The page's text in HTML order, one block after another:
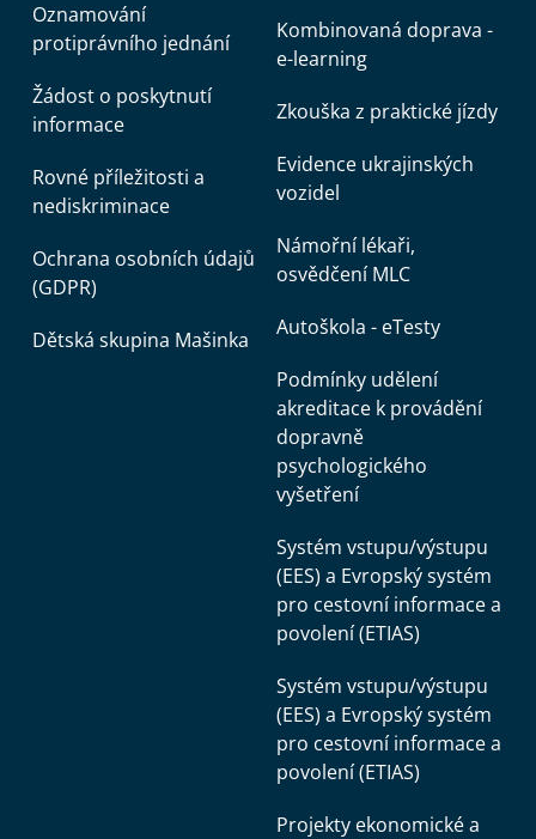
Oznamování
protiprávního jednání
Žádost o poskytnutí
informace
Rovné příležitosti a
nediskriminace
Ochrana osobních údajů
(GDPR)
Dětská skupina Mašinka
Kombinovaná doprava -
e-learning
Zkouška z praktické jízdy
Evidence ukrajinských
vozidel
Námořní lékaři,
osvědčení MLC
Autoškola - eTesty
Podmínky udělení
akreditace k provádění
dopravně
psychologického
vyšetření
Systém vstupu/výstupu
(EES) a Evropský systém
pro cestovní informace a
povolení (ETIAS)
Systém vstupu/výstupu
(EES) a Evropský systém
pro cestovní informace a
povolení (ETIAS)
Projekty ekonomické a